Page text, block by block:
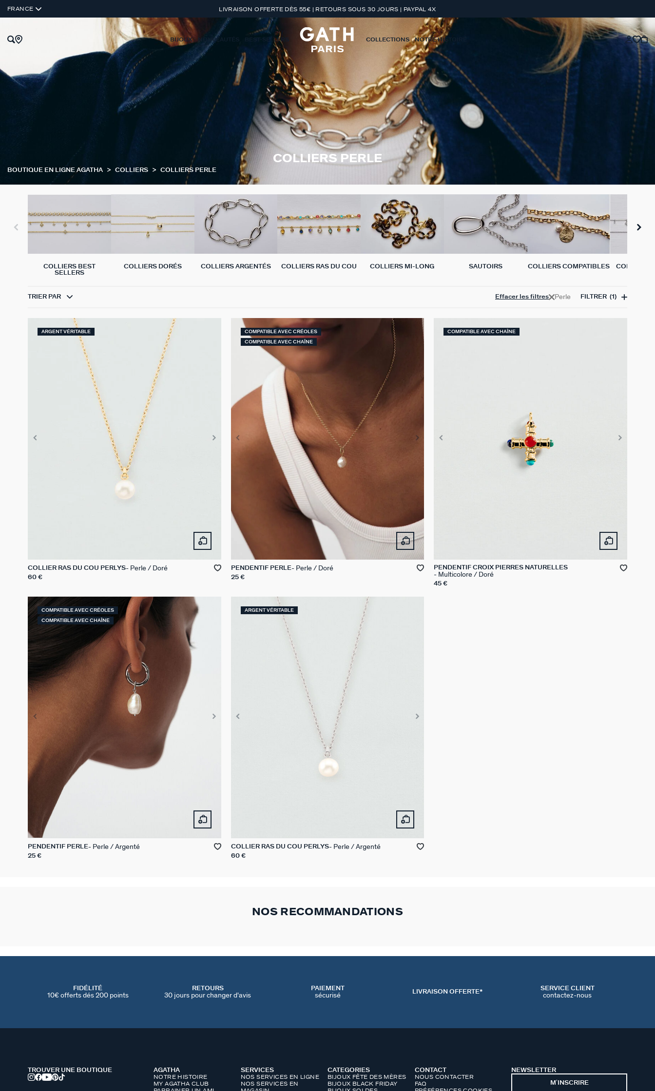
FRANCE LIVRAISON OFFERTE DÈS 55€ | RETOURS SOUS 30 JOURS | PAYPAL 4X
BIJOUX NOUVEAUTÉS BEST-SELLERS COLLECTIONS NOTRE HISTOIRE
COLLIERS PERLE
COLLIERS BEST
SELLERS
COLLIERS DORÉS COLLIERS ARGENTÉS COLLIERS RAS DU COU COLLIERS MI-LONG SAUTOIRS COLLIERS COMPATIBLES
COLLIERS
BOUTIQUE EN LIGNE AGATHA COLLIERS COLLIERS PERLE
TRIER PAR Perle
Effacer les filtres FILTRER (1)
ARGENT VÉRITABLE
COLLIER RAS DU COU PERLYS Perle / Doré
60 €
COMPATIBLE AVEC CRÉOLES
COMPATIBLE AVEC CHAÎNE
PENDENTIF PERLE Perle / Doré
25 €
COMPATIBLE AVEC CHAÎNE
PENDENTIF CROIX PIERRES NATURELLES
Multicolore / Doré
45 €
COMPATIBLE AVEC CRÉOLES
COMPATIBLE AVEC CHAÎNE
PENDENTIF PERLE Perle / Argenté
25 €
ARGENT VÉRITABLE
COLLIER RAS DU COU PERLYS Perle / Argenté
60 €
NOS RECOMMANDATIONS
FIDÉLITÉ
10€ offerts dés 200 points
RETOURS
30 jours pour changer d'avis
PAIEMENT
sécurisé LIVRAISON OFFERTE*
SERVICE CLIENT
contactez-nous
NEWSLETTER
MʼINSCRIRE
AGATHA
NOTRE HISTOIRE
MY AGATHA CLUB
SERVICES
NOS SERVICES EN LIGNE
NOS SERVICES EN
CATEGORIES
BIJOUX FÊTE DES MÈRES
BIJOUX BLACK FRIDAY
CONTACT
NOUS CONTACTER
FAQ
TROUVER UNE BOUTIQUE